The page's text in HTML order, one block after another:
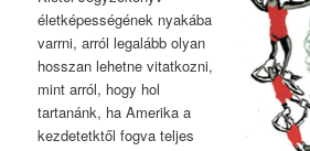
életképességének nyakába
varrni, arról legalább olyan
hosszan lehetne vitatkozni,
mint arról, hogy hol
tartanánk, ha Amerika a
kezdetetktől fogva teljes